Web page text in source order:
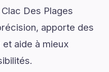
Des Plages
apporte des
aide à mieux